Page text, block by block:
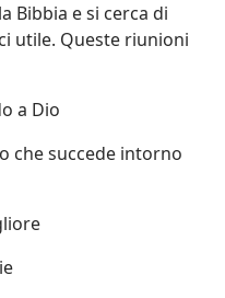
Bibbia e si cerca di
utile. Queste riunioni
a Dio
che succede intorno